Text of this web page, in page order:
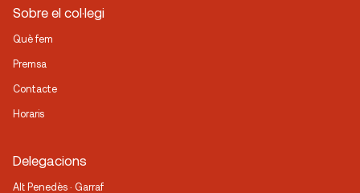
Sobre el col·legi
Què fem
Premsa
Contacte
Horaris
Delegacions
Alt Penedès · Garraf